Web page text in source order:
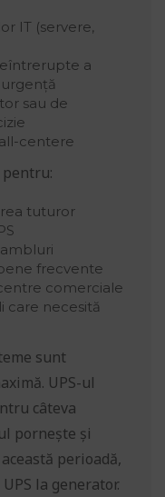
IT (servere,
a
sau de
centere
tuturor
frecvente
comerciale
care necesită
sunt
UPS-ul
câteva
pornește și
perioadă,
la generator.